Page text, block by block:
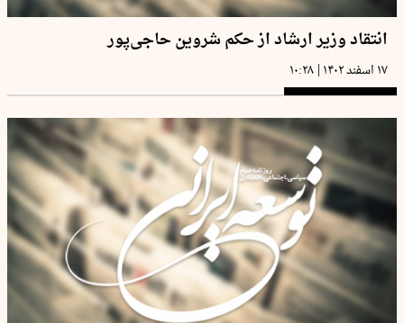
انتقاد وزیر ارشاد از حکم شروین حاجی‌‌پور
۱۷ اسفند ۱۴۰۲ | ۱۰:۲۸